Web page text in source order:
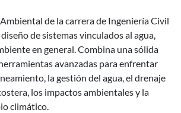
de la carrera de Ingeniería Civil
de sistemas vinculados al agua,
en general. Combina una sólida
avanzadas para enfrentar
la gestión del agua, el drenaje
los impactos ambientales y la
climático.